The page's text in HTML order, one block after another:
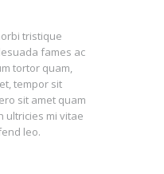
tristique
fames ac
tortor quam,
tempor sit
sit amet quam
ultricies mi vitae
leo.